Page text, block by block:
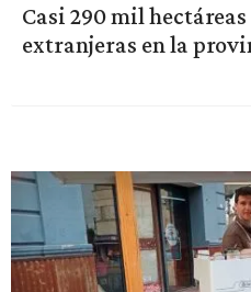
Casi 290 mil
extranjeras en la